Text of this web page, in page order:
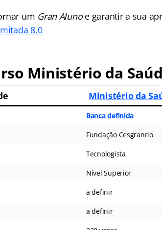
um Gran Alunoe garantir a sua
8.0
Ministério da
Ministério da
Banca definida
Fundação Cesgranrio
Tecnologista
Nível Superior
a definir
a definir